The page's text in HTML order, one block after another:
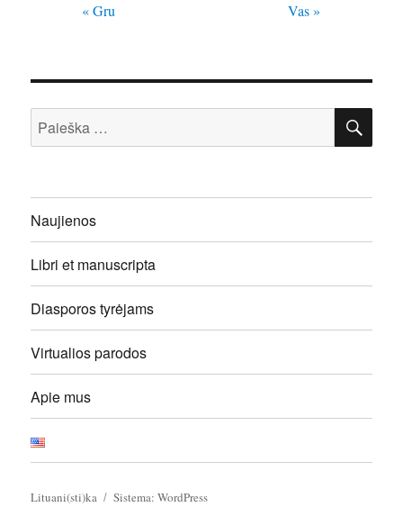
« Gru
Vas »
Ieškoti:
Naujienos
Libri et manuscripta
Diasporos tyrėjams
Virtualios parodos
Apie mus
Lituani(sti)ka Sistema: WordPress